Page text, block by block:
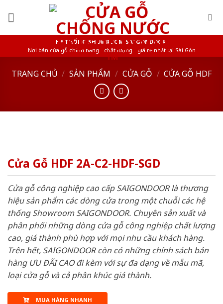
HỆ THỐNG SHOWROOM SAIGONDOOR
Nơi bán cửa gỗ chính hãng - chất lượng - giá rẻ nhất tại Sài Gòn
TRANG CHỦ / SẢN PHẨM / CỬA GỖ / CỬA GỖ HDF
Cửa Gỗ HDF 2A-C2-HDF-SGD
Cửa gỗ công nghiệp cao cấp SAIGONDOOR là thương
hiệu sản phẩm các dòng cửa trong một chuỗi các hệ
thống Showroom SAIGONDOOR. Chuyên sản xuất và
phân phối những dòng cửa gỗ công nghiệp chất lượng
cao, giá thành phù hợp với mọi nhu cầu khách hàng.
Trên hết, SAIGONDOOR còn có những chính sách bán
hàng ƯU ĐÃI CAO đi kèm với sự đa dạng về mẫu mã,
loại cửa gỗ và cả phân khúc giá thành.
MUA HÀNG NHANH